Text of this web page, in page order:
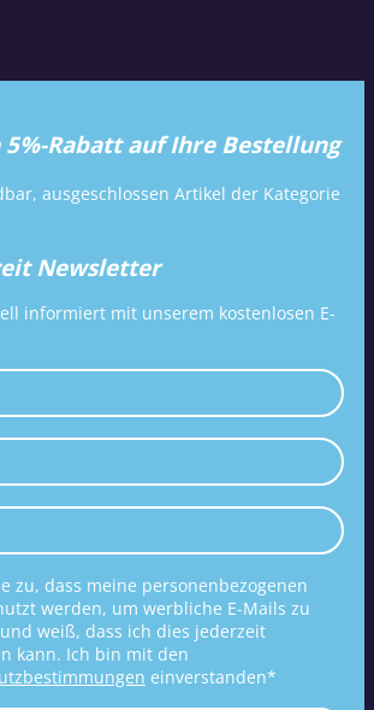
5%-Rabatt auf Ihre Bestellung
ausgeschlossen Artikel der Kategorie
Newsletter
informiert mit unserem kostenlosen E-
zu, dass meine personenbezogenen
werden, um werbliche E-Mails zu
weiß, dass ich dies jederzeit
kann. Ich bin mit den
einverstanden*